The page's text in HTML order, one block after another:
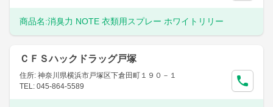
商品名:消臭力 NOTE 衣類用スプレー ホワイトリリー
ＣＦＳハックドラッグ戸塚
住所: 神奈川県横浜市戸塚区下倉田町１９０－１
TEL: 045-864-5589